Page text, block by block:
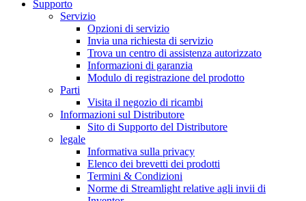
Supporto
Servizio
Opzioni di servizio
Invia una richiesta di servizio
Trova un centro di assistenza autorizzato
Informazioni di garanzia
Modulo di registrazione del prodotto
Parti
Visita il negozio di ricambi
Informazioni sul Distributore
Sito di Supporto del Distributore
legale
Informativa sulla privacy
Elenco dei brevetti dei prodotti
Termini & Condizioni
Norme di Streamlight relative agli invii di